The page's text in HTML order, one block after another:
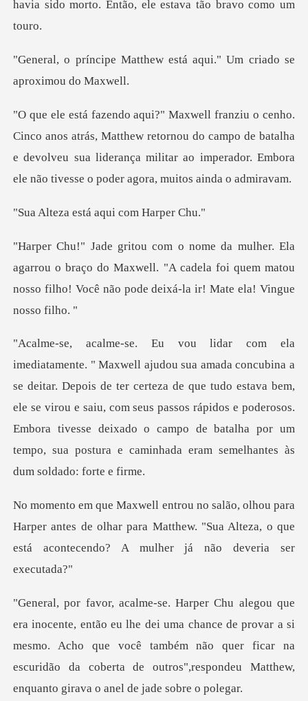
hew está aqui." Um criado
Matthew retornou do campo de batalha
e devolveu sua liderança militar ao
está aqui co
u o braço do Maxwell. "A cadela foi quem matou
nosso filho
is de ter certeza de que tudo estava bem,
ele se virou e saiu, com seus passos rápidos e poderosos.
Embora tives
arper antes de olhar para Matthew. "Sua Alteza, o que
e
uma chance de provar a si
mesmo. Acho que você também não quer ficar na
escuridão da